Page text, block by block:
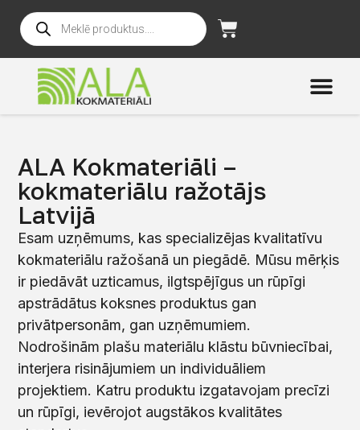
ALA Kokmateriāli –
kokmateriālu ražotājs
Latvijā
Esam uzņēmums, kas specializējas kvalitatīvu
kokmateriālu ražošanā un piegādē. Mūsu mērķis
ir piedāvāt uzticamus, ilgtspējīgus un rūpīgi
apstrādātus koksnes produktus gan
privātpersonām, gan uzņēmumiem.
Nodrošinām plašu materiālu klāstu būvniecībai,
interjera risinājumiem un individuāliem
projektiem. Katru produktu izgatavojam precīzi
un rūpīgi, ievērojot augstākos kvalitātes